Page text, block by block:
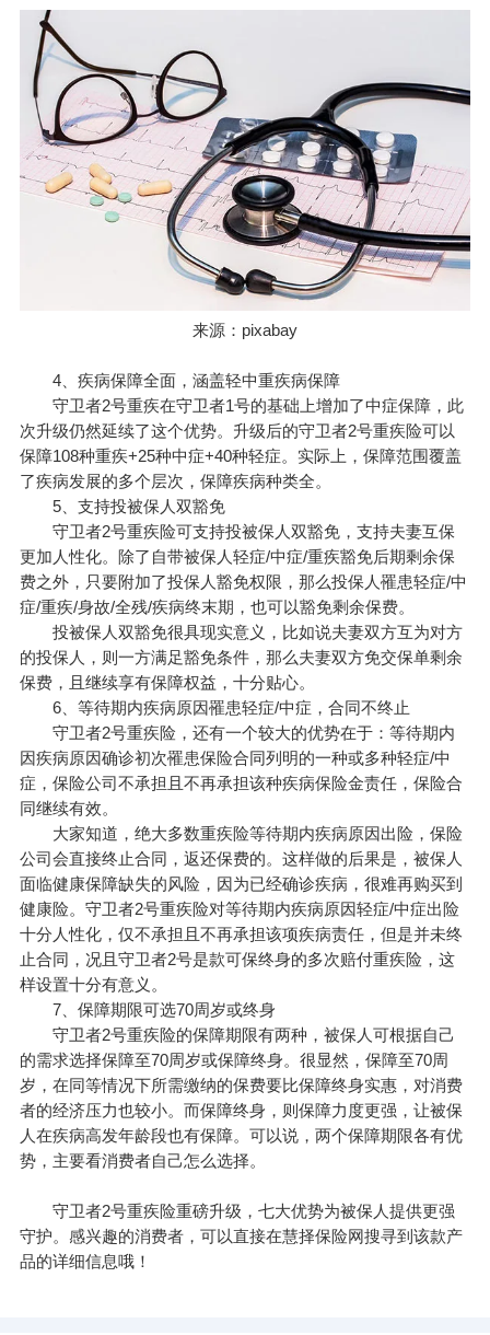
来源：pixabay
4、疾病保障全面，涵盖轻中重疾病保障
守卫者2号重疾在守卫者1号的基础上增加了中症保障，此
次升级仍然延续了这个优势。升级后的守卫者2号重疾险可以
保障108种重疾+25种中症+40种轻症。实际上，保障范围覆盖
了疾病发展的多个层次，保障疾病种类全。
5、支持投被保人双豁免
守卫者2号重疾险可支持投被保人双豁免，支持夫妻互保
更加人性化。除了自带被保人轻症/中症/重疾豁免后期剩余保
费之外，只要附加了投保人豁免权限，那么投保人罹患轻症/中
症/重疾/身故/全残/疾病终末期，也可以豁免剩余保费。
投被保人双豁免很具现实意义，比如说夫妻双方互为对方
的投保人，则一方满足豁免条件，那么夫妻双方免交保单剩余
保费，且继续享有保障权益，十分贴心。
6、等待期内疾病原因罹患轻症/中症，合同不终止
守卫者2号重疾险，还有一个较大的优势在于：等待期内
因疾病原因确诊初次罹患保险合同列明的一种或多种轻症/中
症，保险公司不承担且不再承担该种疾病保险金责任，保险合
同继续有效。
大家知道，绝大多数重疾险等待期内疾病原因出险，保险
公司会直接终止合同，返还保费的。这样做的后果是，被保人
面临健康保障缺失的风险，因为已经确诊疾病，很难再购买到
健康险。守卫者2号重疾险对等待期内疾病原因轻症/中症出险
十分人性化，仅不承担且不再承担该项疾病责任，但是并未终
止合同，况且守卫者2号是款可保终身的多次赔付重疾险，这
样设置十分有意义。
7、保障期限可选70周岁或终身
守卫者2号重疾险的保障期限有两种，被保人可根据自己
的需求选择保障至70周岁或保障终身。很显然，保障至70周
岁，在同等情况下所需缴纳的保费要比保障终身实惠，对消费
者的经济压力也较小。而保障终身，则保障力度更强，让被保
人在疾病高发年龄段也有保障。可以说，两个保障期限各有优
势，主要看消费者自己怎么选择。
守卫者2号重疾险重磅升级，七大优势为被保人提供更强
守护。感兴趣的消费者，可以直接在慧择保险网搜寻到该款产
品的详细信息哦！